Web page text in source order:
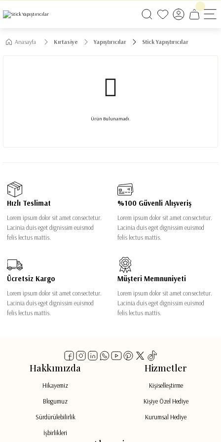
750 TL VE ÜZERİ ALIŞVERİŞLERİNİZDE KARGO BEDAVA! #2
Anasayfa Kırtasiye Yapıştırıcılar Stick Yapıştırıcılar
Ürün Bulunamadı.
Hızlı Teslimat
Lorem ipsum dolor sit amet consectetur.
Lacinia duis eget dignissim euismod
felis lectus mattis.
%100 Güvenli Alışveriş
Lorem ipsum dolor sit amet consectetur.
Lacinia duis eget dignissim euismod
felis lectus mattis.
Ücretsiz Kargo
Lorem ipsum dolor sit amet consectetur.
Lacinia duis eget dignissim euismod
felis lectus mattis.
Müşteri Memnuniyeti
Lorem ipsum dolor sit amet consectetur.
Lacinia duis eget dignissim euismod
felis lectus mattis.
Hakkımızda
Hikayemiz
Blogumuz
Sürdürülebilirlik
İşbirlikleri
Hizmetler
Kişiselleştirme
Kişiye Özel Hediye
Kurumsal Hediye